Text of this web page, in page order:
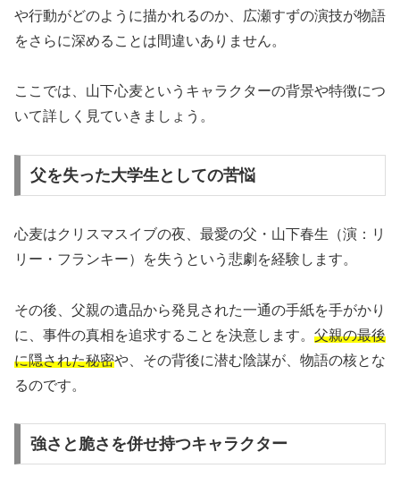
や行動がどのように描かれるのか、広瀬すずの演技が物語
をさらに深めることは間違いありません。
ここでは、山下心麦というキャラクターの背景や特徴につ
いて詳しく見ていきましょう。
父を失った大学生としての苦悩
心麦はクリスマスイブの夜、最愛の父・山下春生（演：リ
リー・フランキー）を失うという悲劇を経験します。
その後、父親の遺品から発見された一通の手紙を手がかり
に、事件の真相を追求することを決意します。 父親の最後
に隠された秘密や、その背後に潜む陰謀が、物語の核とな
るのです。
強さと脆さを併せ持つキャラクター